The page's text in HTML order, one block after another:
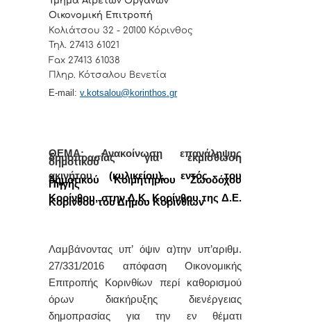
Οικονομική Επιτροπή
Κολιάτσου 32 - 20100 Κόρινθος
Τηλ. 27413 61021
Fax 27413 61038
Πληρ. Κότσαλου Βενετία
E-mail: v.kotsalou@korinthos.gr
ΘΕΜΑ: Ανακοίνωση επανάληψης
δημοπρασίας για εκμίσθωση
δημοτικού
ακινήτου (κυλικείου), εντός του
δημοτικού Κοιμητηρίου Ζωοδόχου
Πηγής
Κορίνθου, στην Δ.Κ. Κορίνθου της Δ.Ε.
Κορίνθου του Δήμου Κορινθίων
Λαμβάνοντας υπ’ όψιν α)την υπ’αριθμ.
27/331/2016 απόφαση Οικονομικής
Επιτροπής Κορινθίων περί καθορισμού
όρων διακήρυξης διενέργειας
δημοπρασίας για την εν θέματι